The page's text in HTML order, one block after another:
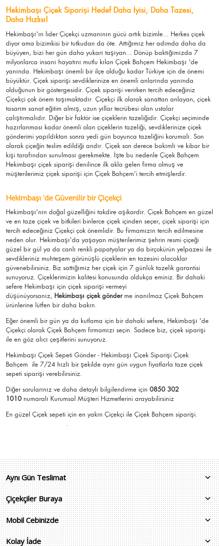
Hekimbaşı Çiçek Siparişi Hedef Daha İyisi, Daha Tazesi,
Daha Hızlısı!
Hekimbaşı'ın lider Çiçekçi uzmanının gücü artık bizimle... Herkes çiçek
diyor ama bizimkisi bir tutkudan da öte. Attığımız her adımda daha da
büyüyen, bizi her gün daha yukarı taşıyan... Dönüp baktığımızda 7
milyonlarca insanı hayatını mutlu kılan Çiçek Bahçem Hekimbaşı 'de
yanında. Hekimbaşı önemli bir ilçe olduğu kadar Türkiye için de önemi
büyüktür. Çiçek siparişi sevdiklerinize en önemli anlarında yanında
olduğunun bir göstergesidir. Çiçek siparişi verirken tercih edeceğiniz
Çiçekçi çok önem taşımaktadır. Çiçekçi ilk olarak sanattan anlayan, çiçek
tasarım sanat eğitim almış, uzun yıllar tecrübesi olan ustalar
çalıştırmalıdır. Diğer bir faktör ise çiçeklerin tazeliğidir. Çiçekçi seçiminde
hazırlanması kadar önemli olan çiçeklerin tazeliği, sevdiklerinize çiçek
gönderimi yapıldıktan sonra yedi gün boyunca tazeliğini korumalı. Son
olarak çiçeğin teslim edildiği andır. Çiçek son derece bakımlı ve kibar bir
kişi tarafından sunulması gerekmekte. İşte bu nedenle Çiçek Bahçem
Hekimbaşı çiçek siparişi denilince ilk akla gelen firma olmuş ve
müşterilerimiz çiçek siparişi için Çiçek Bahçem'i tercih etmişlerdir.
Hekimbaşı 'de Güvenilir bir Çiçekçi
Hekimbaşı'nın doğal güzelliğini takdire aşikardır. Çiçek Bahçem en güzel
ve en taze çiçek ve bitkileri binlerce çiçek içinden seçer, çiçek siparişi için
tercih edeceğiniz Çiçekçi çok önemlidir. Bu firmamızın tercih edilmesine
neden olur. Hekimbaşı'da yaşayan müşterilerimiz şehrin resmi çiçeği
güzel bir gül ya da canlı renkli papatyalar ya da birçokürün yelpazesi ile
sevdikleriniz muhteşem görünüşlü çiçeklerin en tazesini alacaklar
güvenebilirsiniz. Biz sattığımız her çiçek için 7 günlük tazelik garantisi
sunuyoruz. Çiçeklerimizin kalitesi konusunda oldukça eminiz. Bir dahaki
sefere Hekimbaşı için çiçek siparişi vermeyi
düşünüyorsanız, Hekimbaşı çiçek gönderme inanılmaz Çiçek Bahçem
ürünlerine lütfen bir daha bakın.
Eğer önemli bir gün ya da kutlama için bir dahaki sefere, Hekimbaşı 'de
Çiçekçi olarak Çiçek Bahçem firmamızı seçin. Sadece biz, çiçek siparişi
ile en göz alıcı çeşitlerini sunuyoruz.
Hekimbaşı Çiçek Sepeti Gönder - Hekimbaşı Çiçek Siparişi Çiçek
Bahçem ile 7/24 hızlı bir şekilde aynı gün uygun fiyatlarla taze çiçek
sepeti siparişi verebilirsiniz.
Diğer sorularınız ve daha detaylı bilgilendirme için 0850 302
1010 numaralı Kurumsal Müşteri Hizmetlerini arayabilirsiniz
En güzel Çiçek sepeti için en yakın Çiçekçi ile Çiçek Bahçem siparişi.
.
Aynı Gün Teslimat
Çiçekçiler Buraya
Mobil Cebinizde
Kolay İade